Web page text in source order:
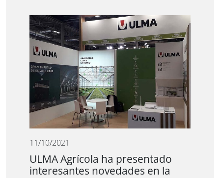
11/10/2021
ULMA Agrícola ha presentado
interesantes novedades en la